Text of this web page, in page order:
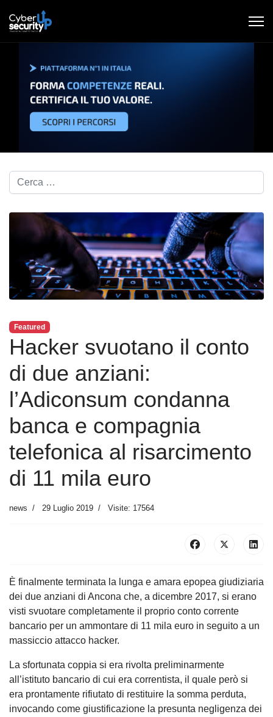
Cerca nel blog...
Featured
Hacker svuotano il conto
di due anziani:
l’Adiconsum condanna
banca e compagnia
telefonica al risarcimento
di 11 mila euro
news 29 Luglio 2019 Visite: 17564
È finalmente terminata la lunga e amara epopea giudiziaria
dei due anziani di Ancona che, a dicembre 2017, si erano
visti svuotare completamente il proprio conto corrente
bancario per un ammontare di 11 mila euro in seguito a un
massiccio attacco hacker.
La sfortunata coppia si era rivolta preliminarmente
all’istituto bancario di cui era correntista, il quale però si
era prontamente rifiutato di restituire la somma perduta,
invocando come giustificazione la presunta negligenza dei